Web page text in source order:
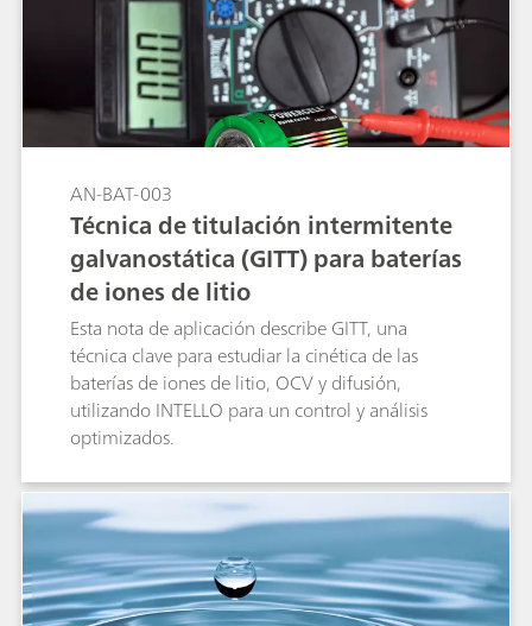
AN-BAT-003
Técnica de titulación intermitente
galvanostática (GITT) para baterías
de iones de litio
Esta nota de aplicación describe GITT, una
técnica clave para estudiar la cinética de las
baterías de iones de litio, OCV y difusión,
utilizando INTELLO para un control y análisis
optimizados.